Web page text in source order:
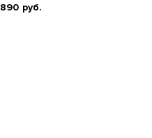
890 руб.